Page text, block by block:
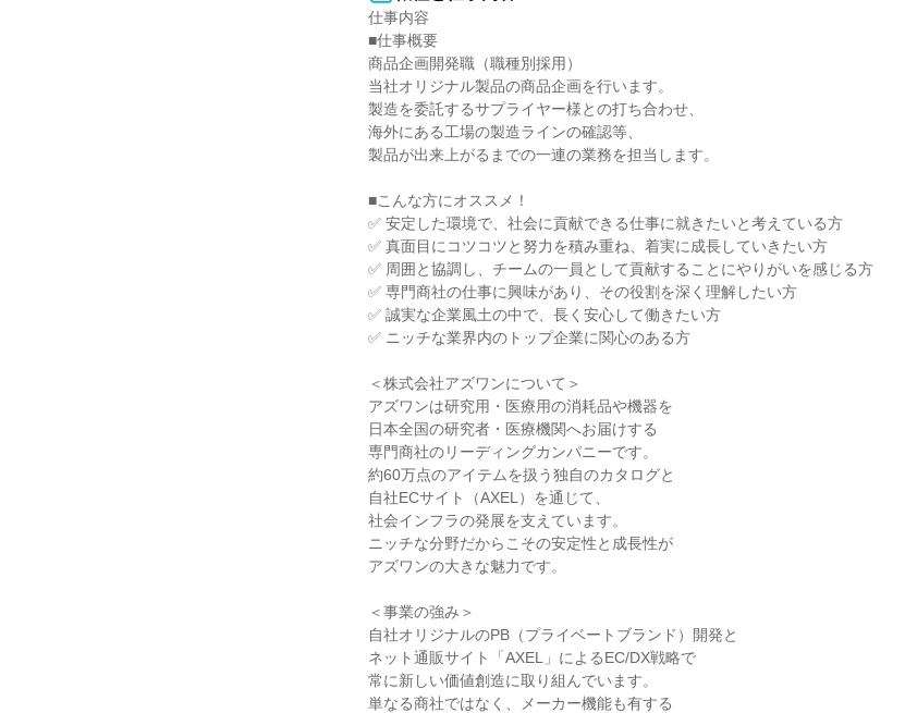
仕事内容
■仕事概要
商品企画開発職（職種別採用）
当社オリジナル製品の商品企画を行います。
製造を委託するサプライヤー様との打ち合わせ、
海外にある工場の製造ラインの確認等、
製品が出来上がるまでの一連の業務を担当します。
■こんな方にオススメ！
✅ 安定した環境で、社会に貢献できる仕事に就きたいと考えている方
✅ 真面目にコツコツと努力を積み重ね、着実に成長していきたい方
✅ 周囲と協調し、チームの一員として貢献することにやりがいを感じる方
✅ 専門商社の仕事に興味があり、その役割を深く理解したい方
✅ 誠実な企業風土の中で、長く安心して働きたい方
✅ ニッチな業界内のトップ企業に関心のある方
＜株式会社アズワンについて＞
アズワンは研究用・医療用の消耗品や機器を
日本全国の研究者・医療機関へお届けする
専門商社のリーディングカンパニーです。
約60万点のアイテムを扱う独自のカタログと
自社ECサイト（AXEL）を通じて、
社会インフラの発展を支えています。
ニッチな分野だからこその安定性と成長性が
アズワンの大きな魅力です。
＜事業の強み＞
自社オリジナルのPB（プライベートブランド）開発と
ネット通販サイト「AXEL」によるEC/DX戦略で
常に新しい価値創造に取り組んでいます。
単なる商社ではなく、メーカー機能も有する